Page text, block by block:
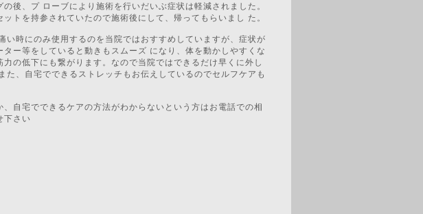
後、プ ローブにより施術を行いだいぶ症状は軽減されました。
トを持参されていたので施術後にして、帰ってもらいまし た。
い時にのみ使用するのを当院ではおすすめしていますが、症状が
ー等をしていると動きもスムーズ になり、体を動かしやすくな
の低下にも繋がります。なので当院ではできるだけ早くに外し
た、自宅でできるストレッチもお伝えしているのでセルフケアも
自宅でできるケアの方法がわからないという方はお電話での相
下さい